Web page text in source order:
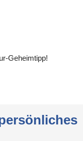
Geheimtipp!